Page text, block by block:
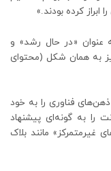
کرده بودند.»
عنوان «در حال رشد» و
به همان شکل (محتوای
ذهن‌های فناوری را به خود
بازنگری اینترنت را به گونه‌ای پیشنهاد
مانند بلاک